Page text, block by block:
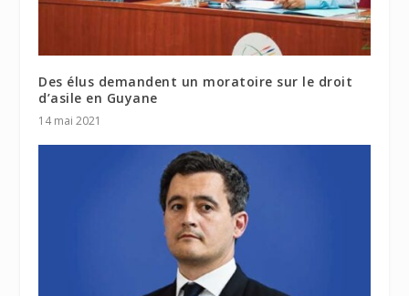
Des élus demandent un moratoire sur le droit
d’asile en Guyane
14 mai 2021